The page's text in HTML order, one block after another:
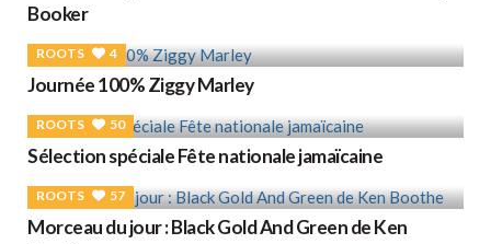
Booker
ROOTS 4
Journée 100% Ziggy Marley
ROOTS 50
Sélection spéciale Fête nationale jamaïcaine
ROOTS 57
Morceau du jour : Black Gold And Green de Ken